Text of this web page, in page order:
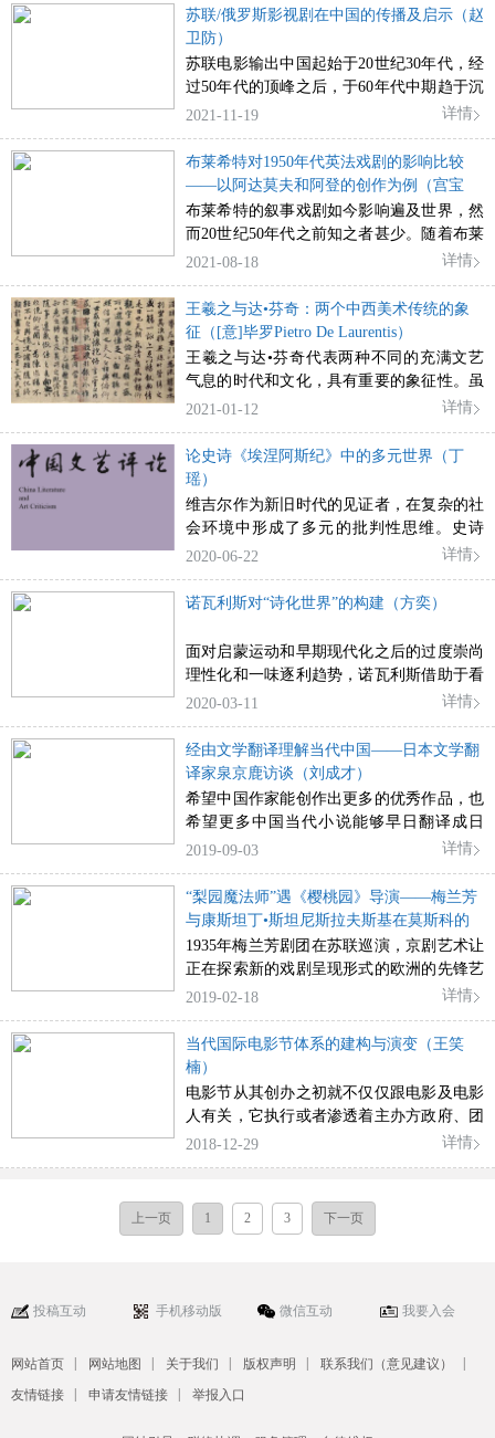
综合性艺术形式。因此，本文试图从皮娜•
鲍什舞蹈剧场中的肢体语言入手，考察和分
析其肢体语言的独特性与生产机制，以及隐
藏在身体语言背后的文化逻辑。
术场域，使艺术回归现实，再度变得鲜活。
然而，恰恰从博物馆的视角出发，高墙之外
的现实世界看起来才是鲜活的。身为收藏空
间，博物馆是第一性的。现实通过与博物馆
已有收藏的比较被定义，现实与博物馆构成
了一种互补关系，前者是无价值的世俗空
库。
苏联/俄罗斯影视剧在中国的传播及启示（赵
卫防）
苏联电影输出中国起始于20世纪30年代，经
过50年代的顶峰之后，于60年代中期趋于沉
寂，80年代后再度开启。苏联电视剧也从80
在中国产生了较大的影响，形成了民族记
忆。新世纪之后，随着这种民族记忆的唤醒
和地缘政治的变化，俄罗斯影视剧在中国又
开启了新一轮的传播，这轮传播的途径和目
的也更为复杂。苏联 俄罗斯影视剧在中国的
有效传播，对中国本土影视剧的国际化传播
2021-11-19 详情
布莱希特对1950年代英法戏剧的影响比较
——以阿达莫夫和阿登的创作为例（宫宝
荣）
布莱希特的叙事戏剧如今影响遍及世界，然
而20世纪50年代之前知之者甚少。随着布莱
希特率其柏林剧团于1950年代中期先后巡演
手法和明确的政治倾向迅速在英法两国引起
强烈的反响。由于两国的国情和戏剧发展状
况不同，因而对布氏戏剧的接受以及在创作
中的体现也不尽相同，阿达莫夫和阿登的戏
剧创作转变便是其生动的体现。有意思的
是，前者的《帕奥罗•帕奥利》和后者的
世纪之前，背景也与殖民地时期相关，不同
的是阿达莫夫正式进入了政治戏剧，而阿登
则大量借鉴了叙事戏剧的手法。就此，两国
戏剧开启了各自的布莱希特时代。
2021-08-18 详情
王羲之与达•芬奇：两个中西美术传统的象
征（[意]毕罗Pietro De Laurentis）
王羲之与达•芬奇代表两种不同的充满文艺
气息的时代和文化，具有重要的象征性。虽
然各自出生、生活与文化环境都不一样，但
术表现方面还有学术界不太关注的相同之
处。他们在艺术上都崇尚大自然，尤其是王
羲之一口气写毕的书信与达•芬奇很快就完
成的素描，虽在题材与技法上很不一样，但
都是即兴的“创作”，从中可以看到两位对自
然现象的深入观察与感性的表现。
2021-01-12 详情
论史诗《埃涅阿斯纪》中的多元世界（丁
瑶）
维吉尔作为新旧时代的见证者，在复杂的社
会环境中形成了多元的批判性思维。史诗
《埃涅阿斯纪》所表现出的自我张力解构了
要的情感系统，彰显了诗人压抑许久的共情
盾情感所吸引，重申将古典时代和20世纪联
系起来的文化必要性，关切当下的情感需求
和自我实现。《埃涅阿斯纪》作为一部弥足
经典的史诗，其内部的元素多样性顺应了现
人维吉尔也在不断的自我对抗与重构中成就
其时代性。
2020-06-22 详情
诺瓦利斯对“诗化世界”的构建（方奕）
面对启蒙运动和早期现代化之后的过度崇尚
理性化和一味逐利趋势，诺瓦利斯借助于看
似魔幻的艺术创作表达出他对于现实世界的
术和诗，也包括科学和经济的诗化世界来弥
合人与自然以及人与人之间的关系。在诺瓦
利斯的诗意经济思想中，所有的对立都得到
调和，不仅人的私欲冲突，人与自然的日渐
对立也因为“爱”的连接力量而消融。只有
在“诗意经济”的世界里，远古的神灵才会真
会才会充满信仰与爱。虽然诺瓦利斯构建
的“诗意经济”并不是一个真正的经济模式，
但却为现代人类提供了新的审视人与自然关
系的视角。
2020-03-11 详情
经由文学翻译理解当代中国——日本文学翻
译家泉京鹿访谈（刘成才）
希望中国作家能创作出更多的优秀作品，也
希望更多中国当代小说能够早日翻译成日
文，走进日本读者的阅读生活。
2019-09-03 详情
“梨园魔法师”遇《樱桃园》导演——梅兰芳
与康斯坦丁•斯坦尼斯拉夫斯基在莫斯科的
会见
1935年梅兰芳剧团在苏联巡演，京剧艺术让
正在探索新的戏剧呈现形式的欧洲的先锋艺
术家们着迷。京剧表演的综合性让苏联观众
成立的戏剧学校里同时传授歌唱和表演技
艺，而通常这两项技能在西方戏剧中是单独
存在的。他认为，身体动作是表演的推动
力，梅兰芳的表演是有艺术规则的自由动
作，其后他还建议学生们要学习梅兰芳表演
技艺的精确性。在莫斯科，两位大师不止一
他们都潜心思考着戏剧法则的本质特征，怎
样复兴和传承艺术传统，他们的会见具有标
2019-02-18 详情
当代国际电影节体系的建构与演变（王笑
楠）
电影节从其创办之初就不仅仅跟电影及电影
人有关，它执行或者渗透着主办方政府、团
体或个人的意志，这些意志涉及政治意识形
列活动体现出来。国际电影节从一个典型的
欧洲电影制度发展成全球化的文化现象，是
素，总结概括了其内外部形成的不均衡发展
电影节最有效的管理模式——非营利组织模
式的可取之处，以及对我们的借鉴意义。
2018-12-29 详情
上一页 1 2 3 下一页
投稿互动 手机移动版 微信互动 我要入会
网站首页 网站地图 关于我们 版权声明 联系我们（意见建议）
友情链接 申请友情链接 举报入口